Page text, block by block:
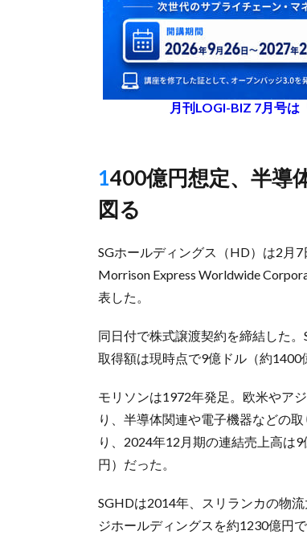
月刊LOGI-BIZ 7月号は
1400億円想定、半導体関連などの物流需要獲得し海外事業拡大
図る
SGホールディングス（HD）は2月
Morrison Express Worldwide
表した。
同日付で株式譲渡契約を締結した
取得額は現時点で9億ドル（約1400
モリソンは1972年発足。欧米やア
り、半導体関連や電子機器などの
り、2024年12月期の連結売上高は
円）だった。
SGHDは2014年、スリランカの物
ジホールディングスを約1230億円